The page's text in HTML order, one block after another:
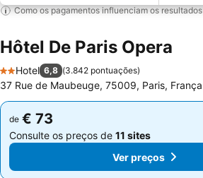
Como os pagamentos influenciam os resultados
Hôtel De Paris Opera
2 Estrelas
Hotel 6,8 (3.842 pontuações)
37 Rue de Maubeuge, 75009, Paris, França
de € 73
Consulte os preços de 11 sites
Ver preços
de € 73
Consulte os preços de 11 sites
Ver preços